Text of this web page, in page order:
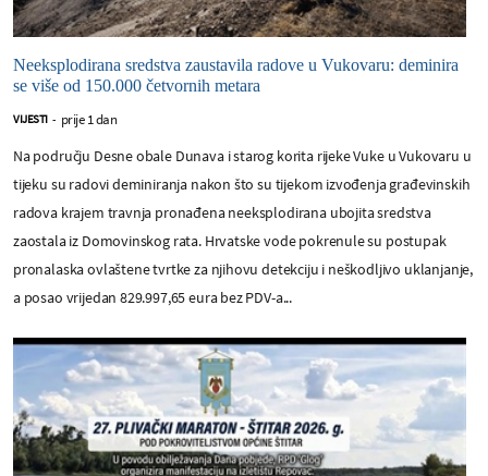
Neeksplodirana sredstva zaustavila radove u Vukovaru: deminira
se više od 150.000 četvornih metara
VIJESTI - prije 1 dan
Na području Desne obale Dunava i starog korita rijeke Vuke u Vukovaru u
tijeku su radovi deminiranja nakon što su tijekom izvođenja građevinskih
radova krajem travnja pronađena neeksplodirana ubojita sredstva
zaostala iz Domovinskog rata. Hrvatske vode pokrenule su postupak
pronalaska ovlaštene tvrtke za njihovu detekciju i neškodljivo uklanjanje,
a posao vrijedan 829.997,65 eura bez PDV-a...